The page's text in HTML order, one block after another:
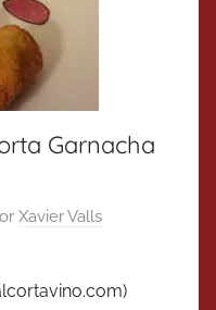
Garnacha
Xavier Valls